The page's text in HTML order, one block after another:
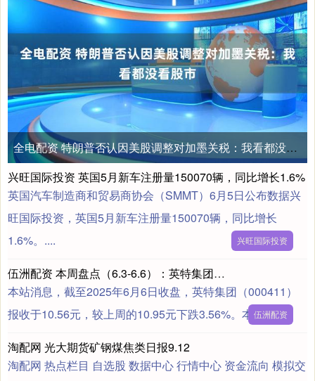
全电配资 特朗普否认因美股调整对加墨关税：我看都没看股市
兴旺国际投资 英国5月新车注册量150070辆，同比增长1.6%
英国汽车制造商和贸易商协会（SMMT）6月5日公布数据兴
旺国际投资，英国5月新车注册量150070辆，同比增长
1.6%。....
兴旺国际投资
伍洲配资 本周盘点（6.3-6.6）：英特集团周跌3.56%，主力资金合计净流出1568.68万元
本站消息，截至2025年6月6日收盘，英特集团（000411）
报收于10.56元，较上周的10.95元下跌3.56%。本....伍洲配资
淘配网 光大期货矿钢煤焦类日报9.12
淘配网 热点栏目 自选股 数据中心 行情中心 资金流向 模拟交